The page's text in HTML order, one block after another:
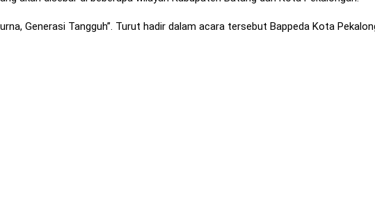
Generasi Tangguh”. Turut hadir dalam acara tersebut Bappeda Kota